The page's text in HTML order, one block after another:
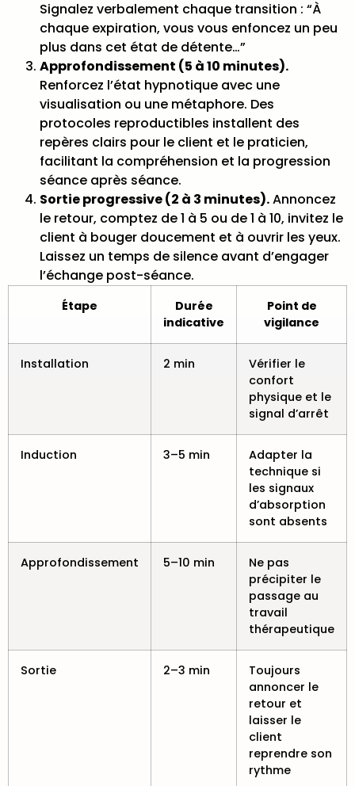
Signalez verbalement chaque transition : “À
chaque expiration, vous vous enfoncez un peu
plus dans cet état de détente…”
Approfondissement (5 à 10 minutes).
Renforcez l’état hypnotique avec une
visualisation ou une métaphore. Des
protocoles reproductibles installent des
repères clairs pour le client et le praticien,
facilitant la compréhension et la progression
séance après séance.
Sortie progressive (2 à 3 minutes).Annoncez
le retour, comptez de 1 à 5 ou de 1 à 10, invitez le
client à bouger doucement et à ouvrir les yeux.
Laissez un temps de silence avant d’engager
l’échange post-séance.
Étape
Durée
indicative
Point de
vigilance
Installation 2 min
Vérifier le
confort
physique et le
signal d’arrêt
Induction 3–5 min
Adapter la
technique si
les signaux
d’absorption
sont absents
Approfondissement 5–10 min
Ne pas
précipiter le
passage au
travail
thérapeutique
Sortie 2–3 min
Toujours
annoncer le
retour et
laisser le
client
reprendre son
rythme